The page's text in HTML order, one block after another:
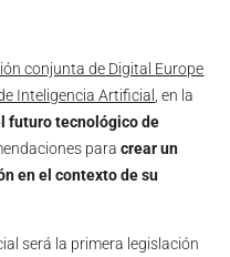
conjunta de Digital Europe
Inteligencia Artificial
, en la
futuro tecnológico de
paracrear un
en el contexto de su
será la primera legislación